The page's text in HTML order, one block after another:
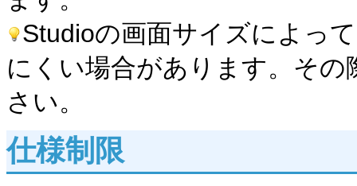
Studioの画面サイズによっ
にくい場合があります。そ
さい。
仕様制限